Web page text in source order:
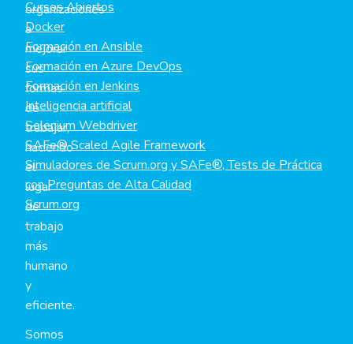
organizaciones
a
mejorar
sus
formas
de
trabajar,
haciendo
el
lugar
de
trabajo
más
humano
y
eficiente.
Somos
Cursos Abiertos
Docker
Formación en Ansible
Formación en Azure DevOps
Formación en Jenkins
Inteligencia artificial
Selenium Webdriver
SAFe® Scaled Agile Framework
Simuladores de Scrum.org y SAFe®, Tests de Práctica
con Preguntas de Alta Calidad
Scrum.org